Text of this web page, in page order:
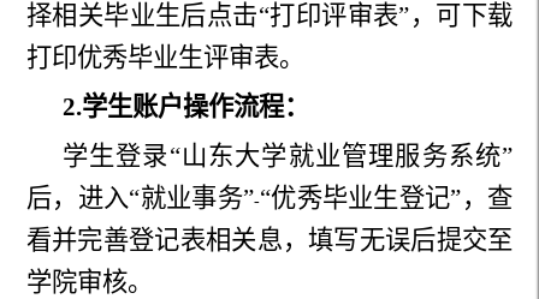
择相关毕业生后点击“打印评审表”，可下载
打印优秀毕业生评审表。
2.学生账户操作流程：
学生登录“山东大学就业管理服务系统”
后，进入“就业事务”-“优秀毕业生登记”，查
看并完善登记表相关息，填写无误后提交至
学院审核。